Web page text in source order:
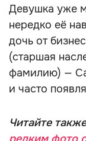
Девушка уже
нередко её
дочь от
(старшая
фамилию) —
и часто
Читайте